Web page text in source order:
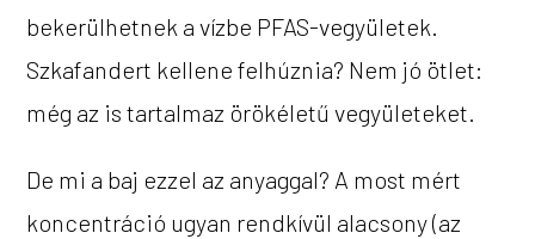
bekerülhetnek a vízbe PFAS-vegyületek.
Szkafandert kellene felhúznia? Nem jó ötlet:
még az is tartalmaz örökéletű vegyületeket.
De mi a baj ezzel az anyaggal? A most mért
koncentráció ugyan rendkívül alacsony (az